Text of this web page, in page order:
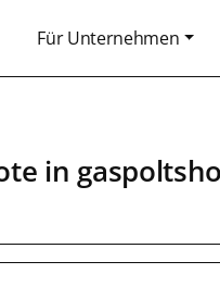
Für Unternehmen
in